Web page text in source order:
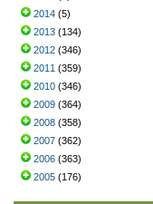
2014 (5)
2013 (134)
2012 (346)
2011 (359)
2010 (346)
2009 (364)
2008 (358)
2007 (362)
2006 (363)
2005 (176)